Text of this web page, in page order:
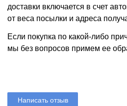
доставки включается в счет
от веса посылки и адреса
Если покупка по какой-либо
мы без вопросов примем ее
Написать отзыв